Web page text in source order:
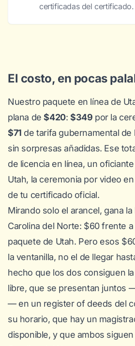
certificadas del certificado.
El costo, en pocas
Nuestro paquete en línea de
plana de$420:$349 por la
$71 de tarifa gubernamental de
sin sorpresas añadidas. Ese
de licencia en línea, un
Utah, la ceremonia por video
de tu certificado oficial.
Mirando solo el arancel, gana la
Carolina del Norte: $60 frente
paquete de Utah. Pero esos
la ventanilla, no el de llegar
hecho que los dos consiguen
libre, que se presentan juntos
— en un register of deeds del
su horario, que hay un
disponible, y que ambos